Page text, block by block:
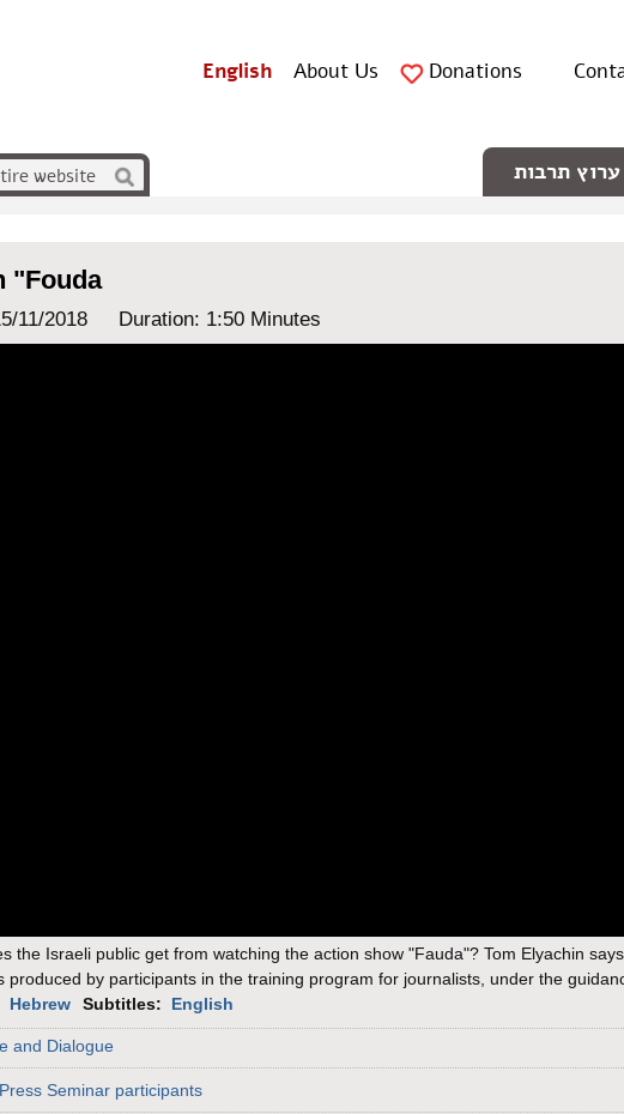
Donations
About Us
English
ערוץ תרבות
"Fouda
11/2018 Duration: ‎1:50 Minutes
the Israeli public get from watching the action show "Fauda"? Tom Elyachin
produced by participants in the training program for journalists, under the
Hebrew Subtitles: English
and Dialogue
Seminar participants